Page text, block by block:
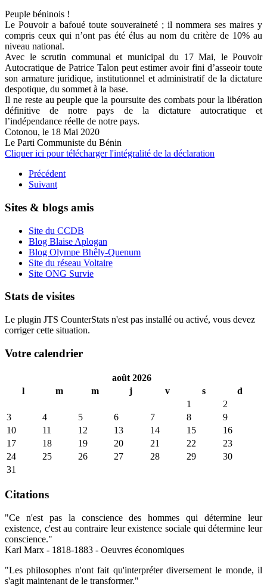
Peuple béninois !
Le Pouvoir a bafoué toute souveraineté ; il nommera ses maires y
compris ceux qui n’ont pas été élus au nom du critère de 10% au
niveau national.
Avec le scrutin communal et municipal du 17 Mai, le Pouvoir
Autocratique de Patrice Talon peut estimer avoir fini d’asseoir toute
son armature juridique, institutionnel et administratif de la dictature
despotique, du sommet à la base.
Il ne reste au peuple que la poursuite des combats pour la libération
définitive de notre pays de la dictature autocratique et
l’indépendance réelle de notre pays.
Cotonou, le 18 Mai 2020
Le Parti Communiste du Bénin
Cliquer ici pour télécharger l'intégralité de la déclaration
Précédent
Suivant
Sites & blogs amis
Site du CCDB
Blog Blaise Aplogan
Blog Olympe Bhêly-Quenum
Site du réseau Voltaire
Site ONG Survie
Stats de visites
Le plugin JTS CounterStats n'est pas installé ou activé, vous devez
corriger cette situation.
Votre calendrier
août 2026
l
m m j v s
d
1
2
3
4 5 6 7 8
9
10
11 12 13 14 15
16
17
18 19 20 21 22
23
24
25 26 27 28 29
30
31
Citations
"Ce n'est pas la conscience des hommes qui détermine leur
existence, c'est au contraire leur existence sociale qui détermine leur
conscience."
Karl Marx - 1818-1883 - Oeuvres économiques
"Les philosophes n'ont fait qu'interpréter diversement le monde, il
s'agit maintenant de le transformer."